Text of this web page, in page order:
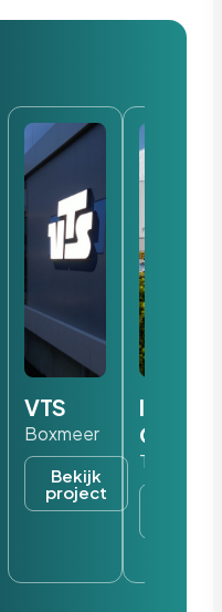
VTS
Boxmeer
Bekijk
project
Iris
Tilburg